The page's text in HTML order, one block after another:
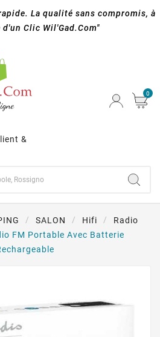
La qualité sans compromis, à
d'un Clic Wil'Gad.Com"
&
0
SALON Hifi
Radio
FM Portable Avec Batterie